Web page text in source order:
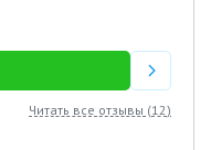
Читать все отзывы (12)